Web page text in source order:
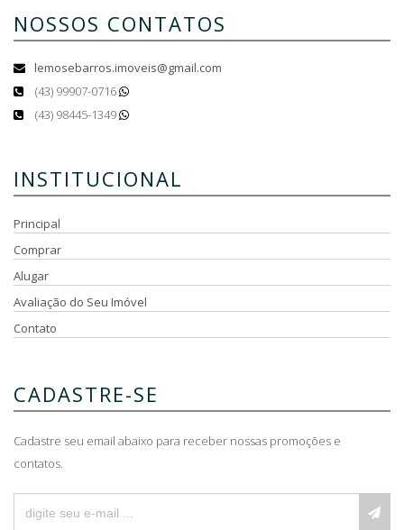
NOSSOS CONTATOS
lemosebarros.imoveis@gmail.com
(43) 99907-0716
(43) 98445-1349
INSTITUCIONAL
Principal
Comprar
Alugar
Avaliação do Seu Imóvel
Contato
CADASTRE-SE
Cadastre seu email abaixo para receber nossas promoções e
contatos.